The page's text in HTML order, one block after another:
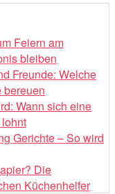
Feiern am
bleiben
Freunde: Welche
bereuen
Wann sich eine
Gerichte – So wird
Die
Küchenhelfer